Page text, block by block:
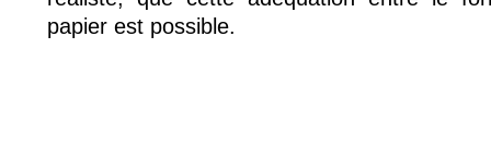
papier est possible.